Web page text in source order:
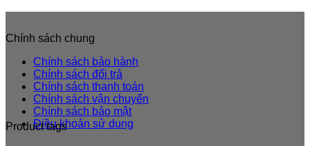
Chính sách chung
Chính sách bảo hành
Chính sách đổi trả
Chính sách thanh toán
Chính sách vận chuyển
Chính sách bảo mật
Điều khoản sử dung
Product tags